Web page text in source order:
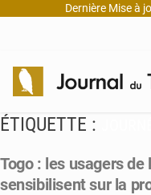
Dernière Mise à
ÉTIQUETTE :
Togo : les usagers
sensibilisent sur la